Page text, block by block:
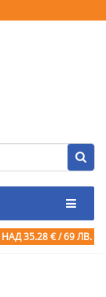
НАД 35.28 € / 69 ЛВ.